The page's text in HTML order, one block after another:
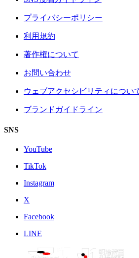
プライバシーポリシー
利用規約
著作権について
お問い合わせ
ウェブアクセシビリティについ
ブランドガイドライン
SNS
YouTube
TikTok
Instagram
X
Facebook
LINE